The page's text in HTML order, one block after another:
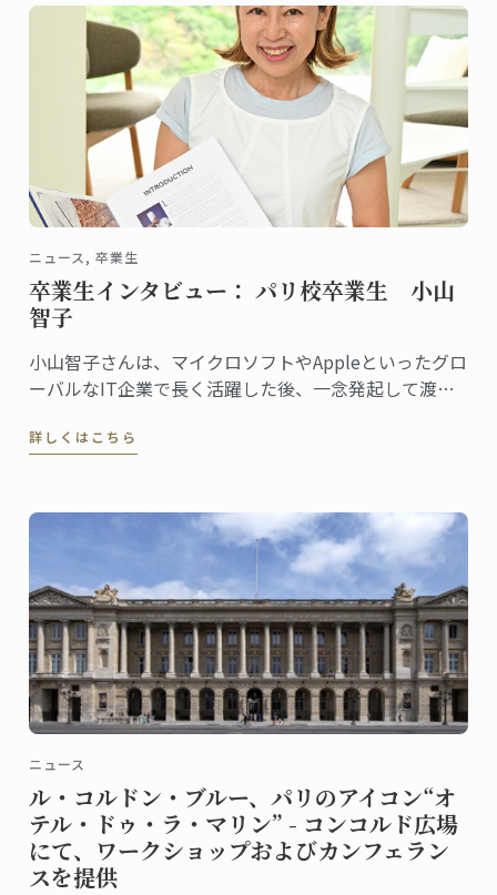
ニュース, 卒業生
卒業生インタビュー： パリ校卒業生 小山
智子
小山智子さんは、マイクロソフトやAppleといったグロ
ーバルなIT企業で長く活躍した後、一念発起して渡
た。
詳しくはこちら
ニュース
ル・コルドン・ブルー、パリのアイコン“オ
テル・ドゥ・ラ・マリン” - コンコルド広場
にて、ワークショップおよびカンフェラン
スを提供